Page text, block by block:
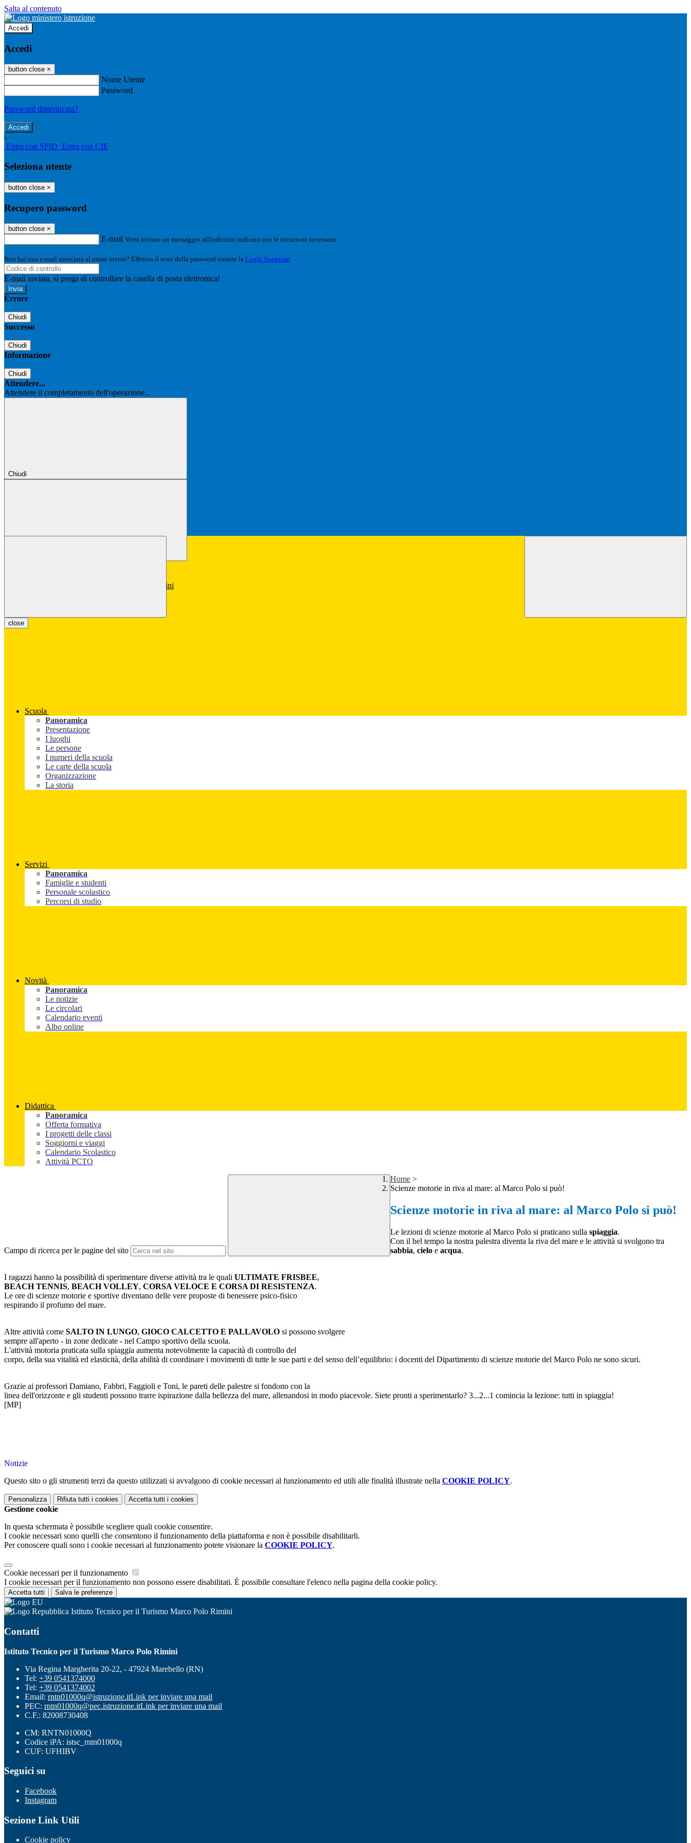
Salta al contenuto
Accedi
Accedi
button close ×
Nome Utente
Password
Password dimenticata?
-
Entra con SPID Entra con CIE
Seleziona utente
button close ×
Recupero password
button close ×
E-mail Verrà inviato un messaggio all'indirizzo indicato con le istruzioni necessarie.
Non hai una e-mail associata al nome utente? Effettua il reset della password tramite la Login Spaggiari
E-mail inviata, si prega di controllare la casella di posta elettronica!
Errore
Chiudi
Successo
Chiudi
Informazione
Chiudi
Attendere...
Attendere il completamento dell'operazione...
Chiudi
close
Scuola
Panoramica
Presentazione
I luoghi
Le persone
I numeri della scuola
Le carte della scuola
Organizzazione
La storia
Servizi
Panoramica
Famiglie e studenti
Personale scolastico
Percorsi di studio
Novità
Panoramica
Le notizie
Le circolari
Calendario eventi
Albo online
Didattica
Panoramica
Offerta formativa
I progetti delle classi
Soggiorni e viaggi
Calendario Scolastico
Attività PCTO
Campo di ricerca per le pagine del sito
Home >
Scienze motorie in riva al mare: al Marco Polo si può!
Scienze motorie in riva al mare: al Marco Polo si può!
Le lezioni di scienze motorie al Marco Polo si praticano sulla spiaggia.
Con il bel tempo la nostra palestra diventa la riva del mare e le attività si svolgono tra
sabbia, cielo e acqua.
I ragazzi hanno la possibilità di sperimentare diverse attività tra le quali ULTIMATE FRISBEE,
BEACH TENNIS, BEACH VOLLEY, CORSA VELOCE E CORSA DI RESISTENZA.
Le ore di scienze motorie e sportive diventano delle vere proposte di benessere psico-fisico
respirando il profumo del mare.
Altre attività come SALTO IN LUNGO, GIOCO CALCETTO E PALLAVOLO si possono svolgere
sempre all'aperto - in zone dedicate - nel Campo sportivo della scuola.
L'attività motoria praticata sulla spiaggia aumenta notevolmente la capacità di controllo del
corpo, della sua vitalità ed elasticità, della abilità di coordinare i movimenti di tutte le sue parti e del senso dell’equilibrio: i docenti del Dipartimento di scienze motorie del Marco Polo ne sono sicuri.
Grazie ai professori Damiano, Fabbri, Faggioli e Toni, le pareti delle palestre si fondono con la
linea dell'orizzonte e gli studenti possono trarre ispirazione dalla bellezza del mare, allenandosi in modo piacevole. Siete pronti a sperimentarlo? 3...2...1 comincia la lezione: tutti in spiaggia!
[MP]
Notizie
Questo sito o gli strumenti terzi da questo utilizzati si avvalgono di cookie necessari al funzionamento ed utili alle finalità illustrate nella COOKIE POLICY.
Personalizza Rifiuta tutti i cookies Accetta tutti i cookies
Gestione cookie
In questa schermata è possibile scegliere quali cookie consentire.
I cookie necessari sono quelli che consentono il funzionamento della piattaforma e non è possibile disabilitarli.
Per conoscere quali sono i cookie necessari al funzionamento potete visionare la COOKIE POLICY.
Cookie necessari per il funzionamento
I cookie necessari per il funzionamento non possono essere disabilitati. È possibile consultare l'elenco nella pagina della cookie policy.
Accetta tutti Salva le preferenze
Istituto Tecnico per il Turismo Marco Polo Rimini
Contatti
Istituto Tecnico per il Turismo Marco Polo Rimini
Via Regina Margherita 20-22, - 47924 Marebello (RN)
Tel: +39 0541374000
Tel: +39 0541374002
Email: rntn01000q@istruzione.itLink per inviare una mail
PEC: rntn01000q@pec.istruzione.itLink per inviare una mail
C.F.: 82008730408
CM: RNTN01000Q
Codice iPA: istsc_rntn01000q
CUF: UFHIBV
Seguici su
Facebook
Instagram
Sezione Link Utili
Cookie policy